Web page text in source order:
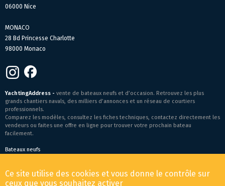
06000 Nice
MONACO
28 Bd Princesse Charlotte
98000 Monaco
YachtingAddress - vente de bateaux neufs et d’occasion. Retrouvez les plus
grands chantiers navals, des milliers d’annonces et un réseau de courtiers
professionnels.
Comparez les modèles, consultez les fiches techniques, contactez directement les
vendeurs ou faites une offre en ligne pour trouver votre prochain bateau
facilement.
Bateaux neufs
© 2026 YachtingAddress.com
Ce site utilise des cookies et vous donne le contrôle sur
ceux que vous souhaitez activer